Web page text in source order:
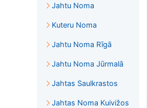
Jahtu Noma
Kuteru Noma
Jahtu Noma Rīgā
Jahtu Noma Jūrmalā
Jahtas Saulkrastos
Jahtas Noma Kuivižos